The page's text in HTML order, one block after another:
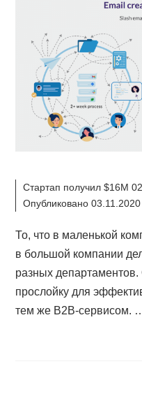
Стартап получил $16M
Опубликовано 03.11.2020
То, что в маленькой
в большой компании
разных департаментов.
прослойку для
тем же B2B-сервисом.